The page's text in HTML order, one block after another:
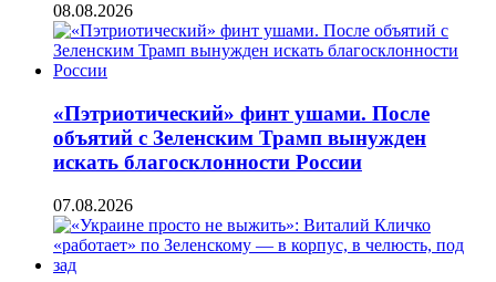
08.08.2026
«Пэтриотический» финт ушами. После
объятий с Зеленским Трамп вынужден
искать благосклонности России
07.08.2026